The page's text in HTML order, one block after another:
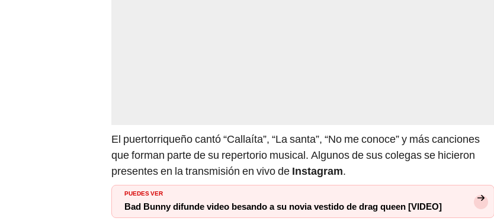
El puertorriqueño cantó “Callaíta”, “La santa”, “No me conoce” y más canciones
que forman parte de su repertorio musical. Algunos de sus colegas se hicieron
presentes en la transmisión en vivo de Instagram.
PUEDES VER
Bad Bunny difunde video besando a su novia vestido de drag queen [VIDEO]